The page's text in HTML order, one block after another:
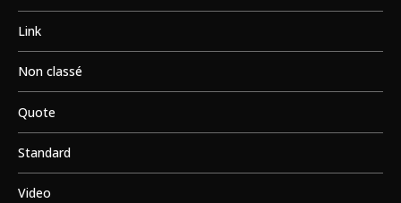
Link
Non classé
Quote
Standard
Video